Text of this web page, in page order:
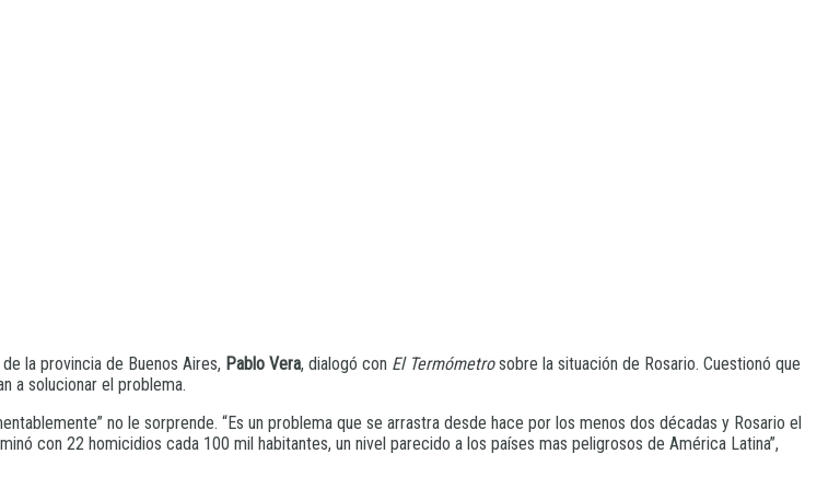
la provincia de Buenos Aires, Pablo Vera, dialogó con El Termómetrosobre la situación de Rosario. Cuestionó que
a solucionar el problema.
no le sorprende. “Es un problema que se arrastra desde hace por los menos dos décadas y Rosario el
con 22 homicidios cada 100 mil habitantes, un nivel parecido a los países mas peligrosos de América Latina”,